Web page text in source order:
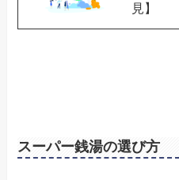
見】
スーパー銭湯の選び方